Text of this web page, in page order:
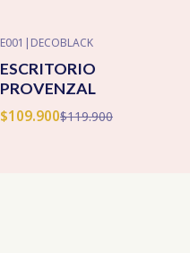
E001 | DECOBLACK
ESCRITORIO
PROVENZAL
$109.900$119.900